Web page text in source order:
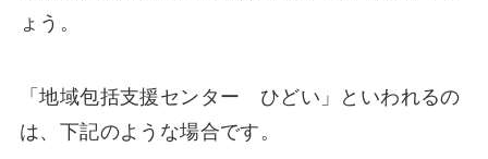
ょう。
「地域包括支援センター ひどい」といわれるの
は、下記のような場合です。